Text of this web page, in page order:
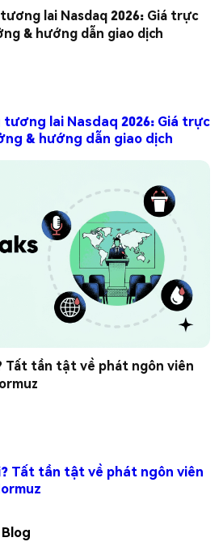
lai Nasdaq 2026: Giá trực
& hướng dẫn giao dịch
lai Nasdaq 2026: Giá trực
& hướng dẫn giao dịch
Tất tần tật về phát ngôn viên
Tất tần tật về phát ngôn viên